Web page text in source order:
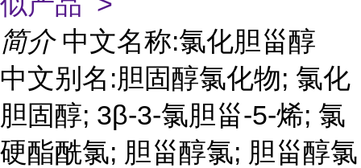
简介 中文名称:氯化胆甾醇
中文别名:胆固醇氯化物; 氯化
胆固醇; 3β-3-氯胆甾-5-烯; 氯
硬酯酰氯; 胆甾醇氯; 胆甾醇氯